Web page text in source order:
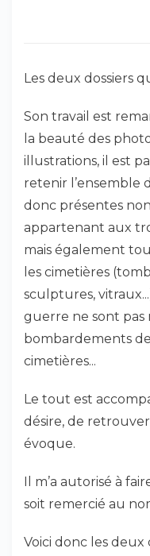
Les deux dossiers
Son travail est
la beauté des
illustrations, il est
retenir l’ensemble
donc présentes
appartenant aux
mais également
les cimetières
sculptures,
guerre ne sont pas
bombardements
cimetières...
Le tout est
désire, de
évoque.
Il m’a autorisé à
soit remercié au
Voici donc les deux